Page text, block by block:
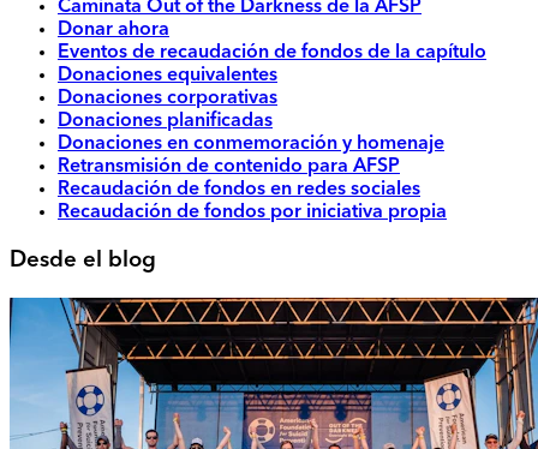
Caminata Out of the Darkness de la AFSP
Donar ahora
Eventos de recaudación de fondos de la capítulo
Donaciones equivalentes
Donaciones corporativas
Donaciones planificadas
Donaciones en conmemoración y homenaje
Retransmisión de contenido para AFSP
Recaudación de fondos en redes sociales
Recaudación de fondos por iniciativa propia
Desde el blog